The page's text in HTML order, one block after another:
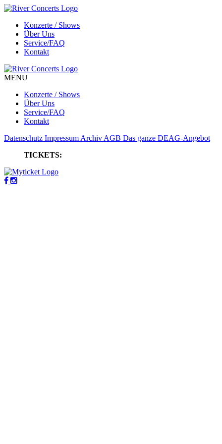
Konzerte / Shows
Über Uns
Service/FAQ
Kontakt
MENU
Konzerte / Shows
Über Uns
Service/FAQ
Kontakt
Datenschutz Impressum Archiv AGB Das ganze DEAG-Angebot
TICKETS: